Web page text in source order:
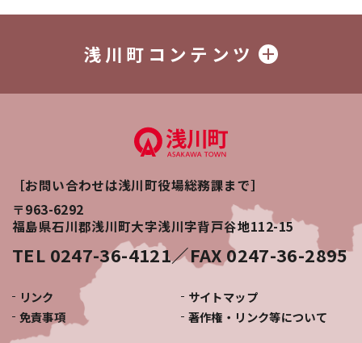
浅川町コンテンツ
［お問い合わせは浅川町役場総務課まで］
〒963-6292
福島県石川郡浅川町大字浅川字背戸谷地112-15
TEL 0247-36-4121／FAX 0247-36-2895
リンク
サイトマップ
免責事項
著作権・リンク等について